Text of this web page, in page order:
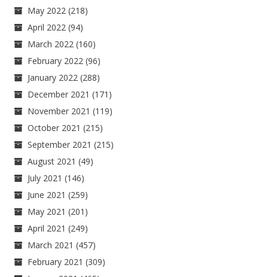
May 2022 (218)
April 2022 (94)
March 2022 (160)
February 2022 (96)
January 2022 (288)
December 2021 (171)
November 2021 (119)
October 2021 (215)
September 2021 (215)
August 2021 (49)
July 2021 (146)
June 2021 (259)
May 2021 (201)
April 2021 (249)
March 2021 (457)
February 2021 (309)